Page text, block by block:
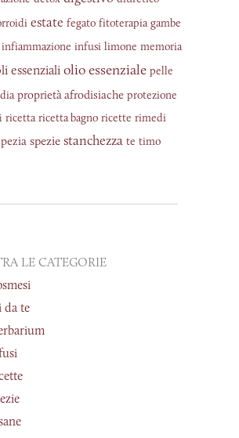
estate fegato fitoterapia gambe
infiammazione infusi limone memoria
essenziali olio essenziale pelle
proprietà afrodisiache protezione
ricetta ricetta bagno ricette rimedi
spezie stanchezza te timo
LE CATEGORIE
da te